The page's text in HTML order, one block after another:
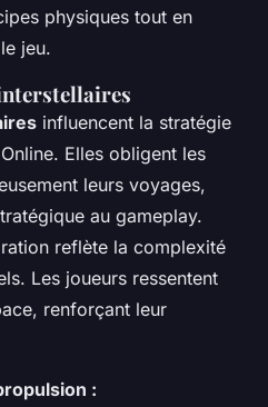
physiques tout en
jeu.
influencent la stratégie
Elles obligent les
leurs voyages,
au gameplay.
reflète la complexité
Les joueurs ressentent
renforçant leur
: